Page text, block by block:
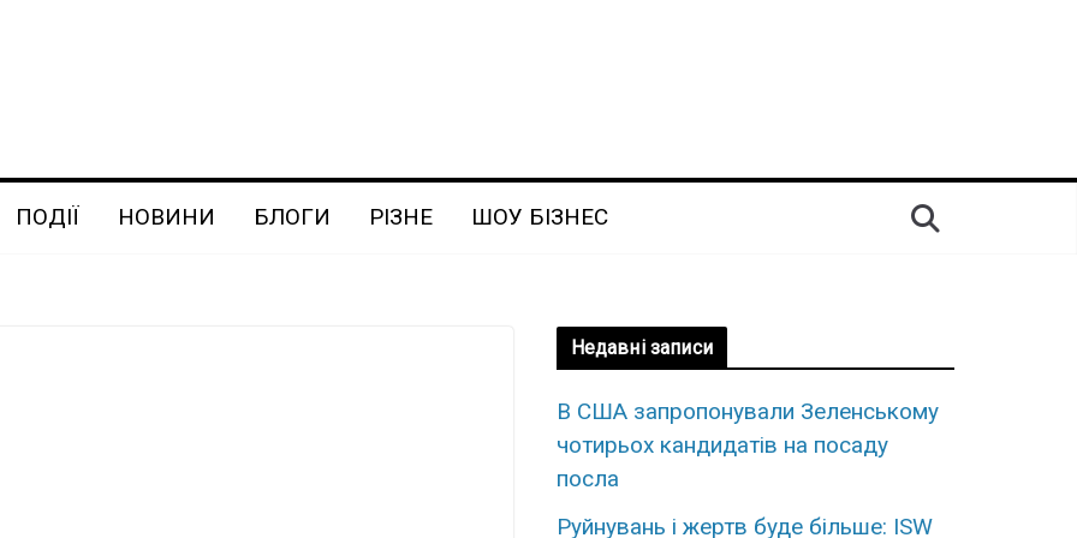
ПОДІЇ НОВИНИ БЛОГИ РІЗНЕ ШОУ БІЗНЕС
Недавні записи
В США запропонували Зеленському
чотирьох кандидатів на посаду
посла
Руйнувань і жертв буде більше: ISW